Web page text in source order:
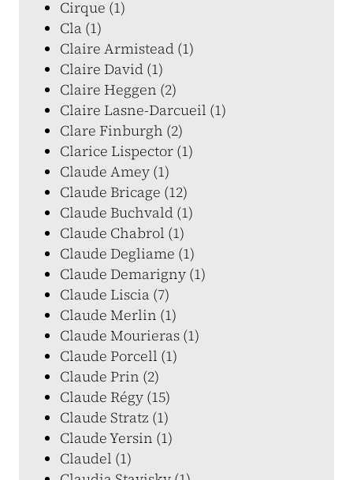
Cirque (1)
Cla (1)
Claire Armistead (1)
Claire David (1)
Claire Heggen (2)
Claire Lasne-Darcueil (1)
Clare Finburgh (2)
Clarice Lispector (1)
Claude Amey (1)
Claude Bricage (12)
Claude Buchvald (1)
Claude Chabrol (1)
Claude Degliame (1)
Claude Demarigny (1)
Claude Liscia (7)
Claude Merlin (1)
Claude Mourieras (1)
Claude Porcell (1)
Claude Prin (2)
Claude Régy (15)
Claude Stratz (1)
Claude Yersin (1)
Claudel (1)